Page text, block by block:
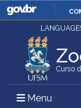
Ministério da Justiça
Ministério da Defesa
Curso
Menu